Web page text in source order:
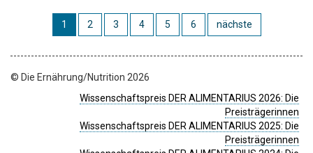
1 2 3 4 5 6 nächste
© Die Ernährung/Nutrition 2026
Wissenschaftspreis DER ALIMENTARIUS 2026: Die
Preisträgerinnen
Wissenschaftspreis DER ALIMENTARIUS 2025: Die
Preisträgerinnen